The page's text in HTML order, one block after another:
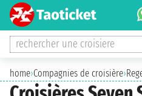
rechercher une croisiere
home›Compagnies de croisière›